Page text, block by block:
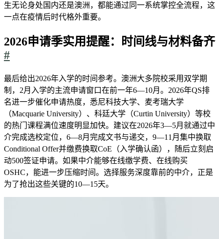
生无论身处国内还是澳洲，都能通过同一系统掌控全流程，这
一点在疫情后时代格外重要。
2026申请季实用提醒：时间线与材料备齐
#
最后给出2026年入学的时间参考。澳洲大多院校采用双学期
制，2月入学的主流申请窗口在前一年6—10月。2026年QS排
名进一步催化申请热度，悉尼科技大学、麦考瑞大学
（Macquarie University）、科廷大学（Curtin University）等校
的热门课程满位速度明显加快。建议在2026年3—5月就通过中
介完成选校定位，6—8月完成文书与递交，9—11月集中换取
Conditional Offer并缴费换取CoE（入学确认函），随后立刻启
动500签证申请。如果中介能够在线缴学费、在线购买
OSHC，能进一步压缩时间。选择服务深度靠前的中介，正是
为了抢出这些关键的10—15天。